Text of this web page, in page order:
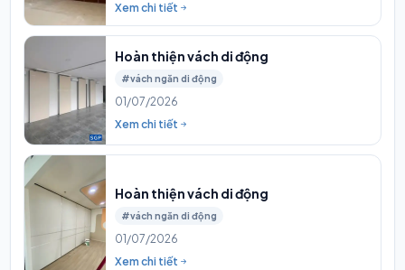
Xem chi tiết
Hoàn thiện vách di động
#vách ngăn di động
01/07/2026
Xem chi tiết
Hoàn thiện vách di động
#vách ngăn di động
01/07/2026
Xem chi tiết